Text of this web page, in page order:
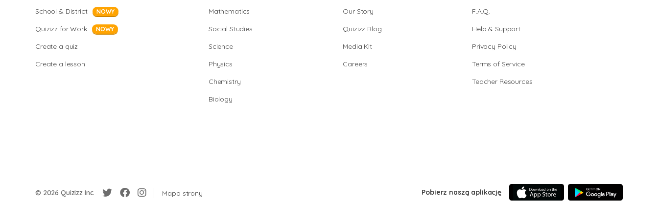
School & District NOWY
Quizizz for Work NOWY
Create a quiz
Create a lesson
Mathematics
Social Studies
Science
Physics
Chemistry
Biology
Our Story
Quizizz Blog
Media Kit
Careers
F.A.Q.
Help & Support
Privacy Policy
Terms of Service
Teacher Resources
© 2026 Quizizz Inc. Mapa strony Pobierz naszą aplikację